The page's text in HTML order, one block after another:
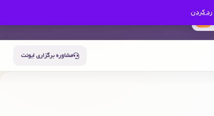
رد کردن
مشاوره برگزاری ایونت